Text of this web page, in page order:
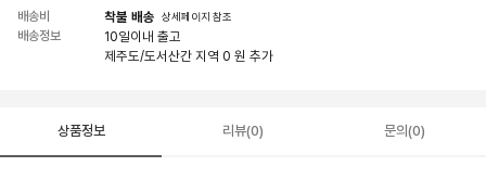
배송비 착불 배송 상세페이지 참조
배송정보 10일이내 출고
제주도/도서산간 지역 0 원 추가
상품정보 리뷰(0) 문의(0)